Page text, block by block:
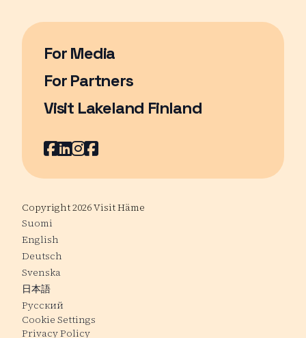
For Media
For Partners
Visit Lakeland Finland
Page opens in a new window
Facebook
Page opens in a new window
LinkedIn
Page opens in a new window
Instagram
Page opens in a new window
Youtube
Page opens in a new window
Copyright 2026 Visit Häme
Suomi
English
Deutsch
Svenska
日本語
Русский
Cookie Settings
Privacy Policy